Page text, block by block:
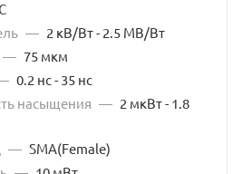
— 2 кВ/Вт - 2.5 МВ/Вт
— 75 мкм
0.2 нс - 35 нс
насыщения — 2 мкВт - 1.8
— SMA(Female)